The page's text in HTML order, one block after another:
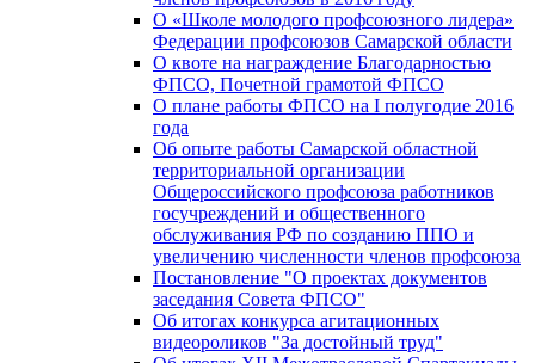
О «Школе молодого профсоюзного лидера»
Федерации профсоюзов Самарской области
О квоте на награждение Благодарностью
ФПСО, Почетной грамотой ФПСО
О плане работы ФПСО на I полугодие 2016
года
Об опыте работы Самарской областной
территориальной организации
Общероссийского профсоюза работников
госучреждений и общественного
обслуживания РФ по созданию ППО и
увеличению численности членов профсоюза
Постановление "О проектах документов
заседания Совета ФПСО"
Об итогах конкурса агитационных
видеороликов "За достойный труд"